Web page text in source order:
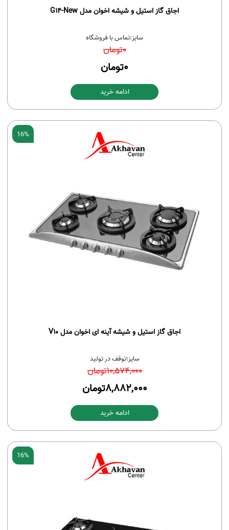
اجاق گاز استیل و شیشه اخوان مدل G14-New
سایز:تماس با فروشگاه
0تومان
0تومان
ادامه خرید
16%
اجاق گاز استیل و شیشه آینه ای اخوان مدل V10
سایز:توقف در تولید
10,574,000تومان
8,882,000تومان
ادامه خرید
16%